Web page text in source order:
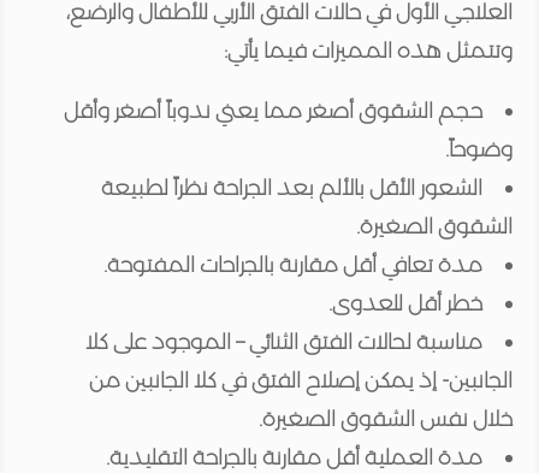
العلاجي الأول في حالات الفتق الأربي للأطفال والرضع،
وتتمثل هذه المميزات فيما يأتي:
حجم الشقوق أصغر مما يعني ندوباً أصغر وأقل
وضوحاً.
الشعور الأقل بالألم بعد الجراحة نظراً لطبيعة
الشقوق الصغيرة.
مدة تعافي أقل مقارنة بالجراحات المفتوحة.
خطر أقل للعدوى.
مناسبة لحالات الفتق الثنائي – الموجود على كلا
الجانبين- إذ يمكن إصلاح الفتق في كلا الجانبين من
خلال نفس الشقوق الصغيرة.
مدة العملية أقل مقارنة بالجراحة التقليدية.